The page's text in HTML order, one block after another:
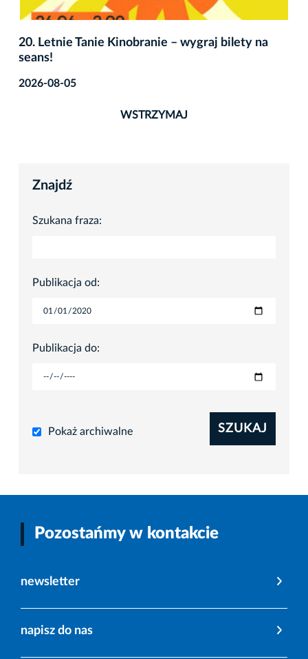
20. Letnie Tanie Kinobranie – wygraj bilety na
seans!
2026-08-05
WSTRZYMAJ
Znajdź
Szukana fraza:
Publikacja od:
Publikacja do:
Pokaż archiwalne SZUKAJ
Pozostańmy w kontakcie
newsletter
napisz do nas